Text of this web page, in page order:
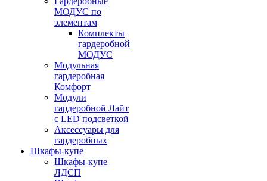
МОДУС по
элементам
Комплекты
гардеробной
МОДУС
Модульная
гардеробная
Комфорт
Модули
гардеробной Лайт
с LED подсветкой
Аксессуары для
гардеробных
Шкафы-купе
Шкафы-купе
ЛДСП